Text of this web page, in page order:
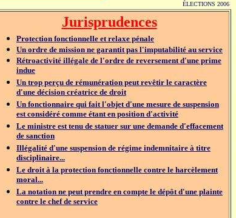
ÉLECTIONS 2006
Jurisprudences
Protection fonctionnelle et relaxe pénale
Un ordre de mission ne garantit pas l'imputabilité au service
Rétroactivité illégale de l'ordre de reversement d'une prime
indue
Un trop perçu de rémunération peut revêtir le caractère
d'une décision créatrice de droit
Un fonctionnaire qui fait l'objet d'une mesure de suspension
est considéré comme étant en position d'activité
Le ministre est tenu de statuer sur une demande d'effacement
de sanction
Illégalité d'une suspension de régime indemnitaire à titre
disciplinaire...
Le droit à la protection fonctionnelle contre le harcèlement
moral...
La notation ne peut prendre en compte le dépôt d'une plainte
contre le chef de service